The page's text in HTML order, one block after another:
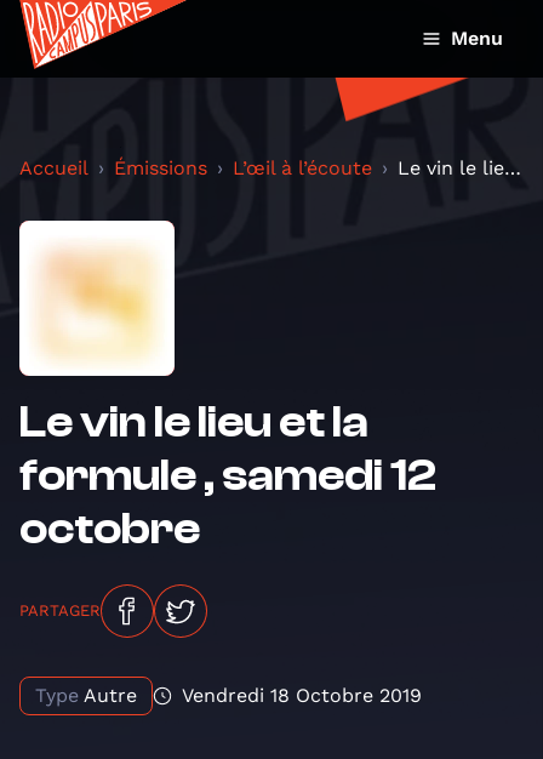
Menu
Accueil Émissions L’œil à l’écoute Le vin le lieu et la formule , samedi 12 octobre
Le vin le lieu et la
formule , samedi 12
octobre
PARTAGER
Type Autre Vendredi 18 Octobre 2019